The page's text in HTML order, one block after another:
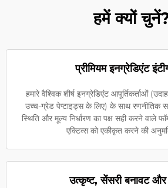
हमें क्यों
प्रीमियम इनग्रेडिएंट
हमारे वैश्विक शीर्ष इनग्रेडिएंट आपूर्तिकर्ताओं
उच्च-ग्रेड पेप्टाइड्स के लिए) के साथ रणनीतिक
स्थिति और मूल्य निर्धारण का पक्ष सही करने वाले
एक्टिव्स को एकीकृत करने की
उत्कृष्ट, सेंसरी बनावट और